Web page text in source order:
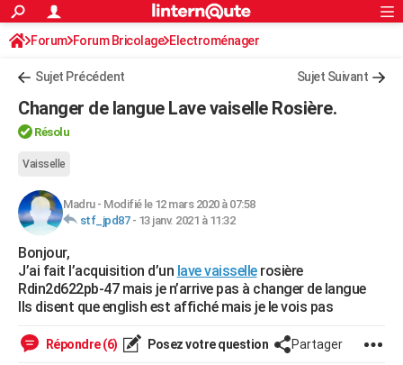
ACTUALITÉS
Politique
Société
Faits Divers
Education
Monde
Villes
+
Programme TV
TNTStreaming
Cinéma
Sorties cinéma
Musique
+FINANCE
Retraite
Impôts
Epargne
Immobilier
Risques naturels par ville
Banque
Assurance
Crédit
AUTO
Essais
Réserver un essai
Citadines
Berlines
SUV
Forum auto
+
HIGH-TECH
Mobiles
Meilleur smartphone
Internet
Ordinateurs
Jeux vidéo
Guide high-tech
Forum
Aménagement intérieur
Extérieur
Cuisine
Salle de bains
Jardinage
Rangement
WEEK-END
Guides de France
Escapades
Patrimoine
Expositions
Musées
Week-end nature
+LIFESTYLE
Art de vivre
Bien-être
Loisirs
Mode
Modes de vie
SANTE
S'inscrire
Connexion
Forum Forum Bricolage Electroménager
Sujet Précédent Sujet Suivant
Changer de langue Lave vaiselle Rosière.
Résolu
Vaisselle
Madru- Modifié le 12 mars 2020 à 07:58
stf_jpd87- 13 janv. 2021 à 11:32
Bonjour,
J’ai fait l’acquisition d’un lave vaissellerosière
Rdin2d622pb-47 mais je n’arrive pas à changer de langue
Ils disent que english est affiché mais je le vois pas
Répondre (6) Posez votre question Partager